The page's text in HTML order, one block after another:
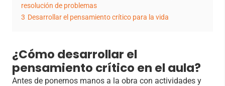
resolución de problemas
3 Desarrollar el pensamiento crítico para la vida
¿Cómo desarrollar el
pensamiento crítico en el aula?
Antes de ponernos manos a la obra con actividades y